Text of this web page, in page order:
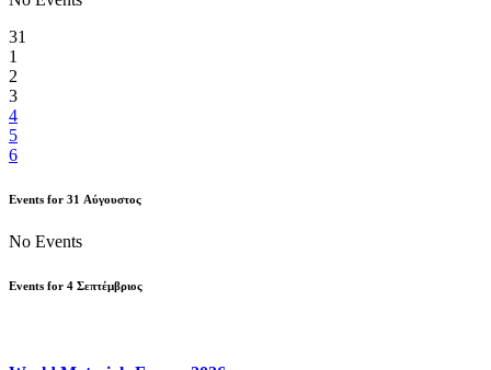
31
1
2
3
4
5
6
Events for 31 Αύγουστος
No Events
Events for 4 Σεπτέμβριος